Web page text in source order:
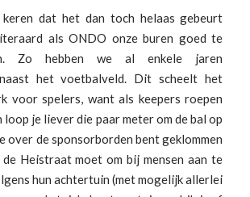
dat het dan toch helaas gebeurt
als ONDO onze buren goed te
Zo hebben we al enkele jaren
het voetbalveld. Dit scheelt het
voor spelers, want als keepers roepen
loop je liever die paar meter om de bal op
over de sponsorborden bent geklommen
Heistraat moet om bij mensen aan te
hun achtertuin (met mogelijk allerlei